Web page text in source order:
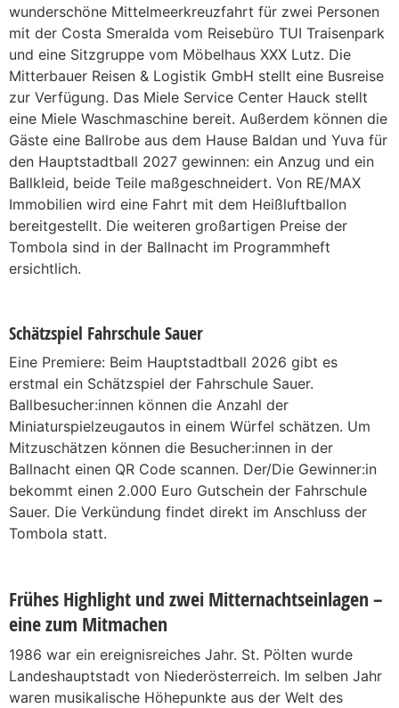
wunderschöne Mittelmeerkreuzfahrt für zwei Personen
mit der Costa Smeralda vom Reisebüro TUI Traisenpark
und eine Sitzgruppe vom Möbelhaus XXX Lutz. Die
Mitterbauer Reisen & Logistik GmbH stellt eine Busreise
zur Verfügung. Das Miele Service Center Hauck stellt
eine Miele Waschmaschine bereit. Außerdem können die
Gäste eine Ballrobe aus dem Hause Baldan und Yuva für
den Hauptstadtball 2027 gewinnen: ein Anzug und ein
Ballkleid, beide Teile maßgeschneidert. Von RE/MAX
Immobilien wird eine Fahrt mit dem Heißluftballon
bereitgestellt. Die weiteren großartigen Preise der
Tombola sind in der Ballnacht im Programmheft
ersichtlich.
Schätzspiel Fahrschule Sauer
Eine Premiere: Beim Hauptstadtball 2026 gibt es
erstmal ein Schätzspiel der Fahrschule Sauer.
Ballbesucher:innen können die Anzahl der
Miniaturspielzeugautos in einem Würfel schätzen. Um
Mitzuschätzen können die Besucher:innen in der
Ballnacht einen QR Code scannen. Der/Die Gewinner:in
bekommt einen 2.000 Euro Gutschein der Fahrschule
Sauer. Die Verkündung findet direkt im Anschluss der
Tombola statt.
Frühes Highlight und zwei Mitternachtseinlagen –
eine zum Mitmachen
1986 war ein ereignisreiches Jahr. St. Pölten wurde
Landeshauptstadt von Niederösterreich. Im selben Jahr
waren musikalische Höhepunkte aus der Welt des